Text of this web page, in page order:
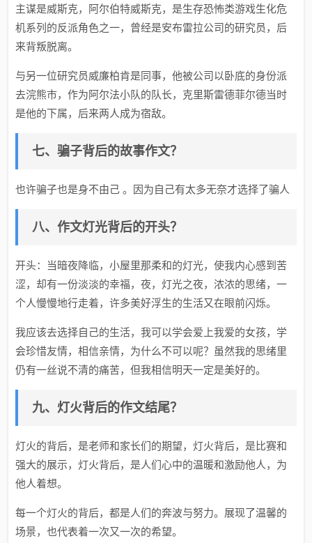
主谋是威斯克，阿尔伯特威斯克，是生存恐怖类游戏生化危
机系列的反派角色之一，曾经是安布雷拉公司的研究员，后
来背叛脱离。
与另一位研究员威廉柏肯是同事，他被公司以卧底的身份派
去浣熊市，作为阿尔法小队的队长，克里斯雷德菲尔德当时
是他的下属，后来两人成为宿敌。
七、骗子背后的故事作文？
也许骗子也是身不由己 。因为自己有太多无奈才选择了骗人
八、作文灯光背后的开头？
开头：当暗夜降临，小屋里那柔和的灯光，使我内心感到苦
涩，却有一份淡淡的幸福，夜，灯光之夜，浓浓的思绪，一
个人慢慢地行走着，许多美好浮生的生活又在眼前闪烁。
我应该去选择自己的生活，我可以学会爱上我爱的女孩，学
会珍惜友情，相信亲情，为什么不可以呢？虽然我的思绪里
仍有一丝说不清的痛苦，但我相信明天一定是美好的。
九、灯火背后的作文结尾？
灯火的背后，是老师和家长们的期望，灯火背后，是比赛和
强大的展示，灯火背后，是人们心中的温暖和激励他人，为
他人着想。
每一个灯火的背后，都是人们的奔波与努力。展现了温馨的
场景，也代表着一次又一次的希望。